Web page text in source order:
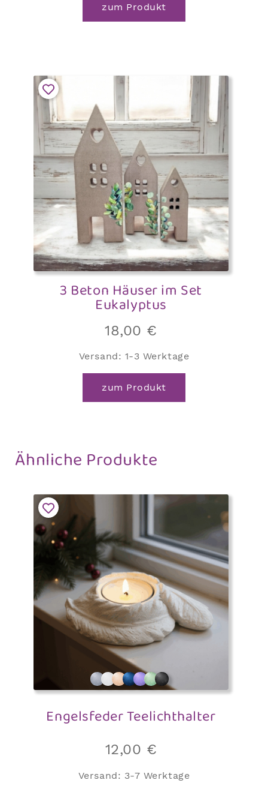
zum Produkt
3 Beton Häuser im Set
Eukalyptus
18,00 €
Versand: 1-3 Werktage
zum Produkt
Ähnliche Produkte
Engelsfeder Teelichthalter
12,00 €
Versand: 3-7 Werktage